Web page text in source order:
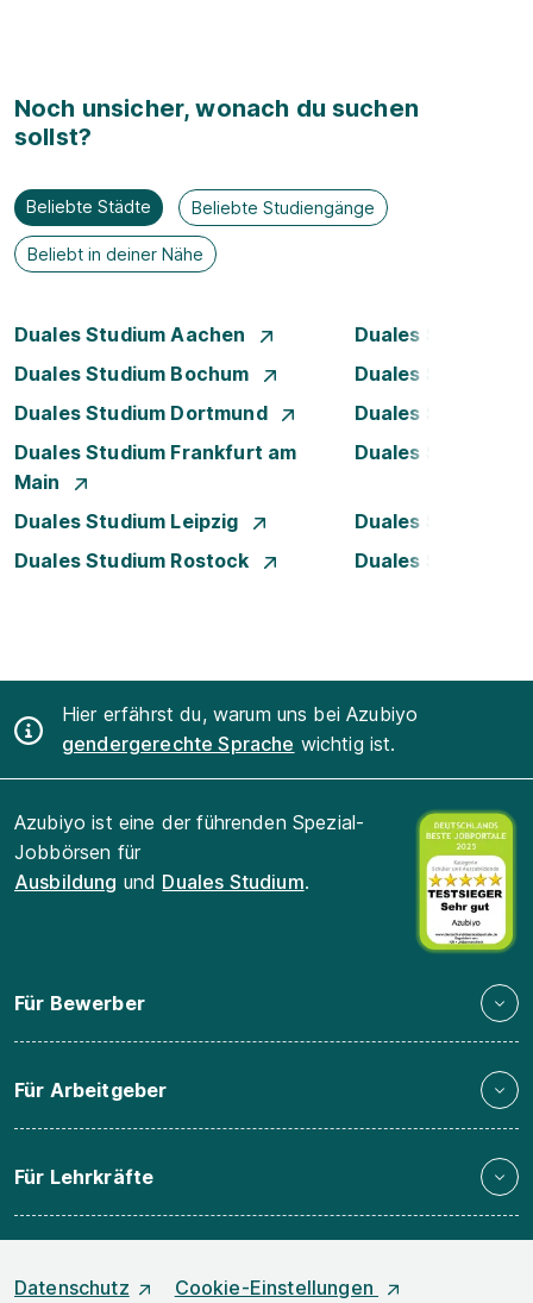
Noch unsicher, wonach du suchen
sollst?
Beliebte Städte Beliebte Studiengänge
Beliebt in deiner Nähe
Duales Studium Aachen
Duales Studium
Duales Studium Bochum
Duales Studium
Duales Studium Dortmund
Duales Studium
Duales Studium Frankfurt am
Main
Duales Studium
Duales Studium Leipzig
Duales Studium
Duales Studium Rostock
Duales Studium
Hier erfährst du, warum uns bei Azubiyo
gendergerechte Sprache wichtig ist.
Azubiyo ist eine der führenden Spezial-
Jobbörsen für
Ausbildung und Duales Studium.
Für Bewerber
Für Arbeitgeber
Für Lehrkräfte
Datenschutz Cookie-Einstellungen